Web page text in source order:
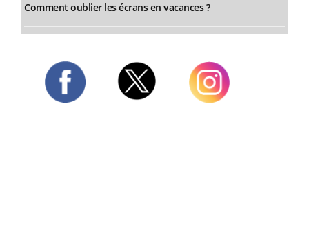
Comment oublier les écrans en vacances ?